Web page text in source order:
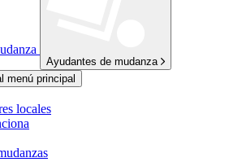
Ayudantes de mudanza
menú principal
locales